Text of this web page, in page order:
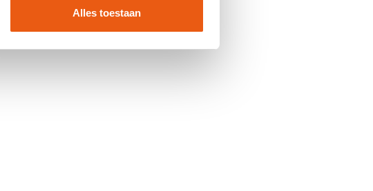
Alles toestaan